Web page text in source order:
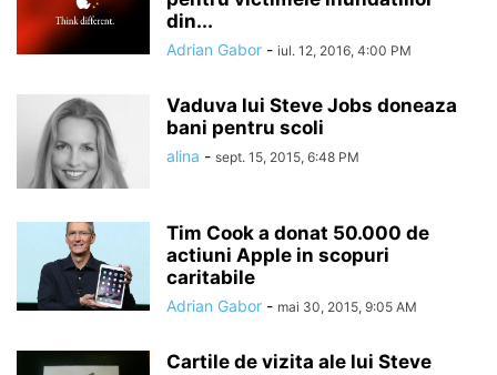
din...
Adrian Gabor - iul. 12, 2016, 4:00 PM
Vaduva lui Steve Jobs doneaza
bani pentru scoli
alina - sept. 15, 2015, 6:48 PM
Tim Cook a donat 50.000 de
actiuni Apple in scopuri
caritabile
Adrian Gabor - mai 30, 2015, 9:05 AM
Cartile de vizita ale lui Steve